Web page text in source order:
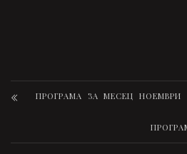
ПРОГРАМА ЗА МЕСЕЦ НОЕМВРИ